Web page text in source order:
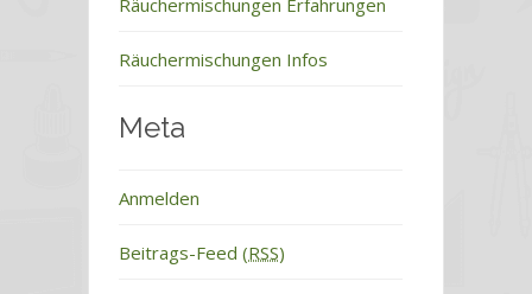
Räuchermischungen Erfahrungen
Räuchermischungen Infos
Meta
Anmelden
Beitrags-Feed (RSS)